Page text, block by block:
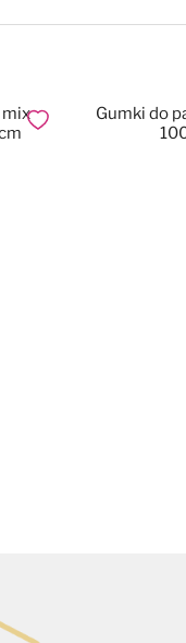
mix
Dodaj do ulubionych
Gumki do